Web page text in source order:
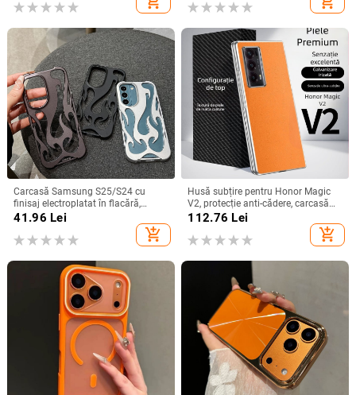
Carcasă Samsung S25/S24 cu
finisaj electroplatat în flacără,
design decupat, compatibilă cu
41.96 Lei
add_shopping_cart
Husă subțire pentru Honor Magic
V2, protecție anti-cădere, carcasă
dură pentru ecran pliabil, finisaj PU
112.76 Lei
add_shopping_cart